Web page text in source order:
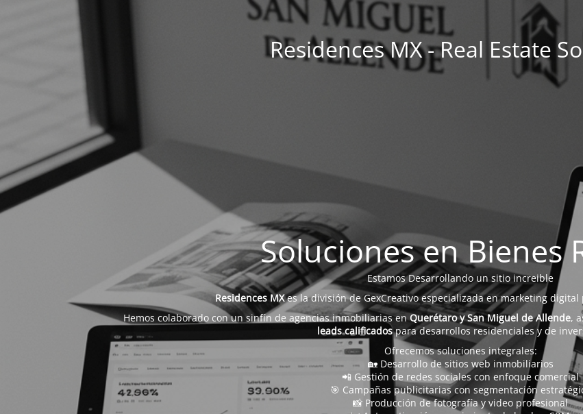
Residences MX - Real Estate
Soluciones en Bienes
Estamos Desarrollando un sitio increible
Residences MXes la división de GexCreativo especializada en marketing
Hemos colaborado con un sinfín de agencias inmobiliarias enQuerétaro y San Miguel de Allende,
leads calificadospara desarrollos residenciales y de
Ofrecemos soluciones integrales:
🏡 Desarrollo de sitios web inmobiliarios
📲 Gestión de redes sociales con enfoque comercial
🎯 Campañas publicitarias con segmentación
📸 Producción de fotografía y video profesional